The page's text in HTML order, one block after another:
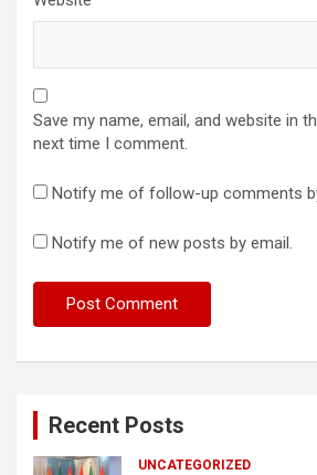
Save my name, email, and website in
next time I comment.
Notify me of follow-up comments
Notify me of new posts by email.
Recent Posts
UNCATEGORIZED